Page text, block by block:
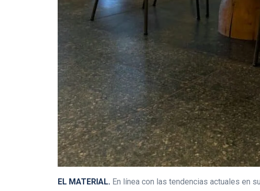
EL MATERIAL. En línea con las tendencias actuales en